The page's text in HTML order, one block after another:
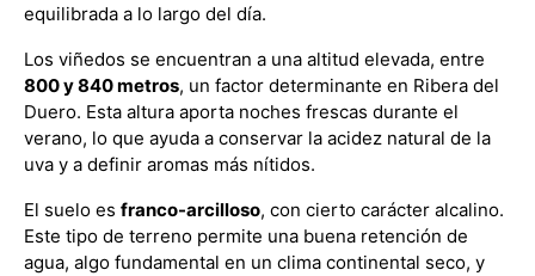
equilibrada a lo largo del día.
Los viñedos se encuentran a una altitud elevada, entre
800 y 840 metros, un factor determinante en Ribera del
Duero. Esta altura aporta noches frescas durante el
verano, lo que ayuda a conservar la acidez natural de la
uva y a definir aromas más nítidos.
El suelo es franco-arcilloso, con cierto carácter alcalino.
Este tipo de terreno permite una buena retención de
agua, algo fundamental en un clima continental seco, y